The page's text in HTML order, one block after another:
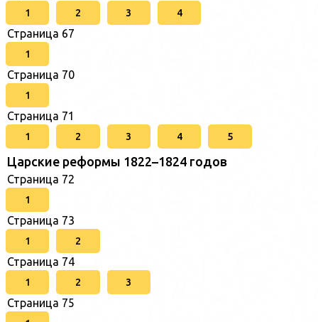
1 2 3 4
Страница 67
1
Страница 70
1
Страница 71
1 2 3 4 5
Царские реформы 1822–1824 годов
Страница 72
1
Страница 73
1 2
Страница 74
1 2 3
Страница 75